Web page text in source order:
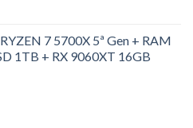
7 5700X 5ª Gen + RAM
1TB + RX 9060XT 16GB